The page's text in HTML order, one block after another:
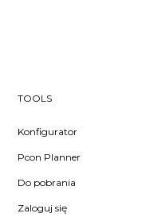
TOOLS
Konfigurator
Pcon Planner
Do pobrania
Zaloguj się